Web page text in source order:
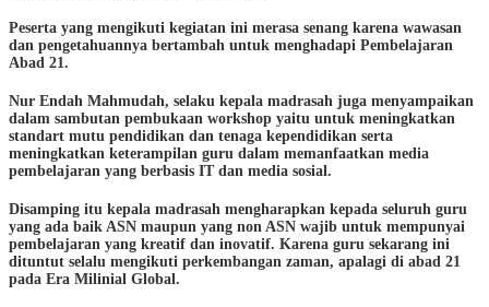
Peserta yang mengikuti kegiatan ini merasa senang karena wawasan
dan pengetahuannya bertambah untuk menghadapi Pembelajaran
Abad 21.
Nur Endah Mahmudah, selaku kepala madrasah juga menyampaikan
dalam sambutan pembukaan workshop yaitu untuk meningkatkan
standart mutu pendidikan dan tenaga kependidikan serta
meningkatkan keterampilan guru dalam memanfaatkan media
pembelajaran yang berbasis IT dan media sosial.
Disamping itu kepala madrasah mengharapkan kepada seluruh guru
yang ada baik ASN maupun yang non ASN wajib untuk mempunyai
pembelajaran yang kreatif dan inovatif. Karena guru sekarang ini
dituntut selalu mengikuti perkembangan zaman, apalagi di abad 21
pada Era Milinial Global.